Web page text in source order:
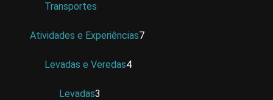
Transportes
Atividades e Experiências7
Levadas e Veredas4
Levadas3